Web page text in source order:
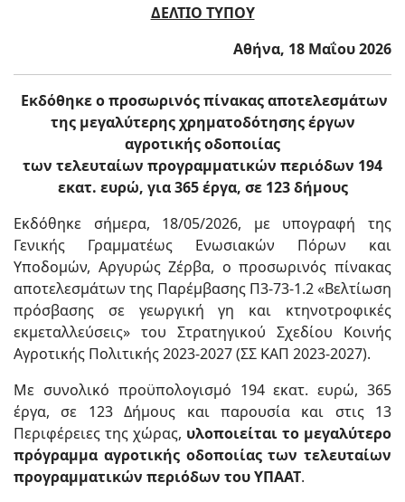
ΔΕΛΤΙΟ ΤΥΠΟΥ
Αθήνα, 18 Μαΐου 2026
Εκδόθηκε ο προσωρινός πίνακας αποτελεσμάτων
της μεγαλύτερης χρηματοδότησης έργων
αγροτικής οδοποιίας
των τελευταίων προγραμματικών περιόδων 194
εκατ. ευρώ, για 365 έργα, σε 123 δήμους
Εκδόθηκε σήμερα, 18/05/2026, με υπογραφή της
Γενικής Γραμματέως Ενωσιακών Πόρων και
Υποδομών, Αργυρώς Ζέρβα, ο προσωρινός πίνακας
αποτελεσμάτων της Παρέμβασης Π3-73-1.2 «Βελτίωση
πρόσβασης σε γεωργική γη και κτηνοτροφικές
εκμεταλλεύσεις» του Στρατηγικού Σχεδίου Κοινής
Αγροτικής Πολιτικής 2023-2027 (ΣΣ ΚΑΠ 2023-2027).
Με συνολικό προϋπολογισμό 194 εκατ. ευρώ, 365
έργα, σε 123 Δήμους και παρουσία και στις 13
Περιφέρειες της χώρας, υλοποιείται το μεγαλύτερο
πρόγραμμα αγροτικής οδοποιίας των τελευταίων
προγραμματικών περιόδων του ΥΠΑΑΤ.